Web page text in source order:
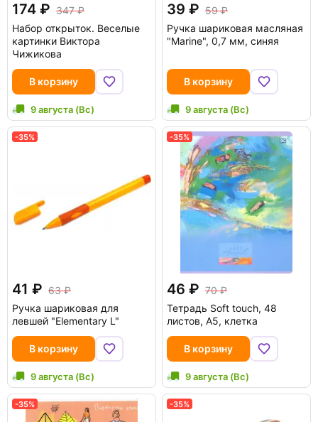
174
347
Набор открыток. Веселые
картинки Виктора
Чижикова
В корзину
9 августа (Вс)
39
59
Ручка шариковая масляная
"Marine", 0,7 мм, синяя
В корзину
9 августа (Вс)
-35%
41
63
Ручка шариковая для
левшей "Elementary L"
В корзину
9 августа (Вс)
-35%
46
70
Тетрадь Soft touch, 48
листов, А5, клетка
В корзину
9 августа (Вс)
-35% -35%